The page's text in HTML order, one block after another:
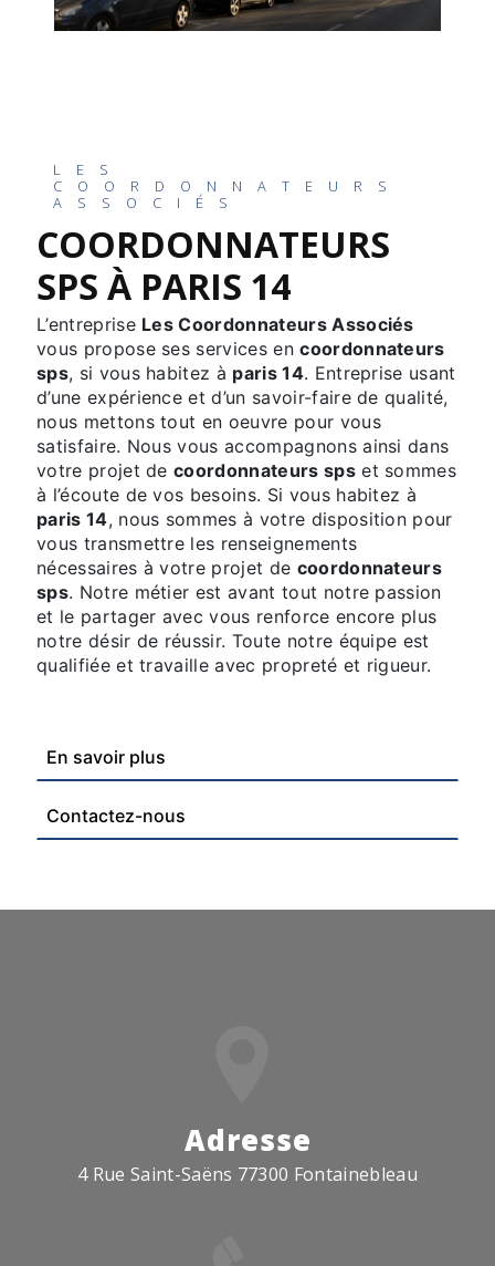
LES
COORDONNATEURS
ASSOCIÉS
COORDONNATEURS
SPS À PARIS 14
L’entreprise Les Coordonnateurs Associés
vous propose ses services encoordonnateurs
sps, si vous habitez à paris 14. Entreprise usant
d’une expérience et d’un savoir-faire de qualité,
nous mettons tout en oeuvre pour vous
satisfaire. Nous vous accompagnons ainsi dans
votre projet decoordonnateurs spset sommes
à l’écoute de vos besoins. Si vous habitez à
paris 14, nous sommes à votre disposition pour
vous transmettre les renseignements
nécessaires à votre projet de coordonnateurs
sps. Notre métier est avant tout notre passion
et le partager avec vous renforce encore plus
notre désir de réussir. Toute notre équipe est
qualifiée et travaille avec propreté et rigueur.
En savoir plus
Contactez-nous
Adresse
4 Rue Saint-Saëns 77300 Fontainebleau